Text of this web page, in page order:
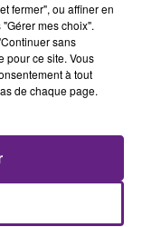
de
Aubry
fermer", ou affiner en
mes choix".
sans
pour ce site. Vous
à tout
de chaque page.